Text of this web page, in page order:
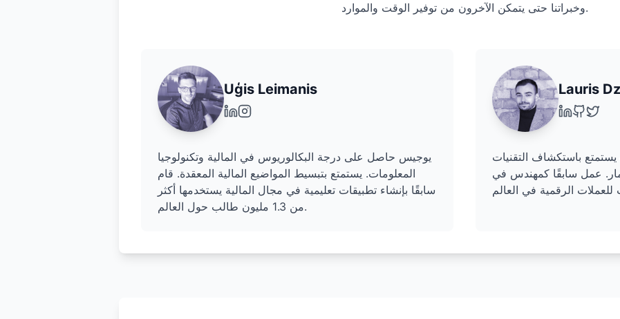
وخبراتنا حتى يتمكن الآخرون من توفير الوقت والموارد.
Uģis Leimanis
يوجيس حاصل على درجة البكالوريوس في المالية وتكنولوجيا
المعلومات. يستمتع بتبسيط المواضيع المالية المعقدة. قام
سابقًا بإنشاء تطبيقات تعليمية في مجال المالية يستخدمها أكثر
من 1.3 مليون طالب حول العالم.
Lauris
باستكشاف التقنيات
عمل سابقًا كمهندس في